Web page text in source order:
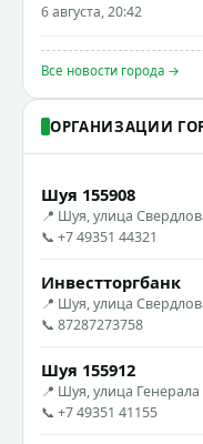
6 августа, 20:42
Все новости города →
ОРГАНИЗАЦИИ
Шуя 155908
📍 Шуя, улица
📞 +7 49351 44321
Инвестторгбанк
📍 Шуя, улица
📞 87287273758
Шуя 155912
📍 Шуя, улица
📞 +7 49351 41155